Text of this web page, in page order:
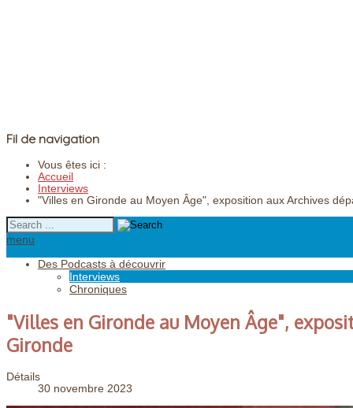
Fil de navigation
Vous êtes ici :
Accueil
Interviews
"Villes en Gironde au Moyen Âge", exposition aux Archives
menu
Des Podcasts à découvrir
Interviews
Chroniques
"Villes en Gironde au Moyen Âge",
Gironde
Détails
30 novembre 2023